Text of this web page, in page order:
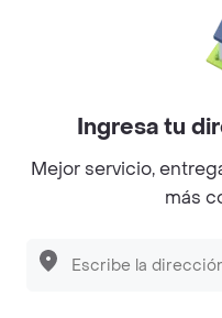
Sobre Rappi
©2026Rappi
Ingresa tu
Mejor servicio,
más